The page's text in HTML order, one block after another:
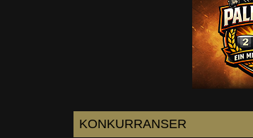
KONKURRANSER